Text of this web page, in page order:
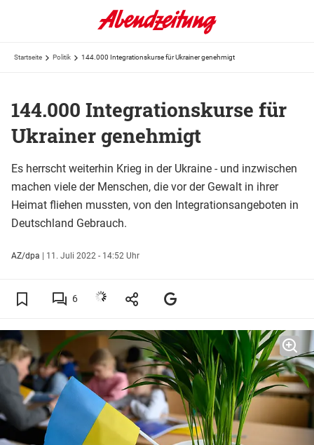
Startseite Politik 144.000 Integrationskurse für Ukrainer genehmigt
144.000 Integrationskurse für
Ukrainer genehmigt
Es herrscht weiterhin Krieg in der Ukraine - und inzwischen
machen viele der Menschen, die vor der Gewalt in ihrer
Heimat fliehen mussten, von den Integrationsangeboten in
Deutschland Gebrauch.
AZ/dpa | 11. Juli 2022 - 14:52 Uhr
6